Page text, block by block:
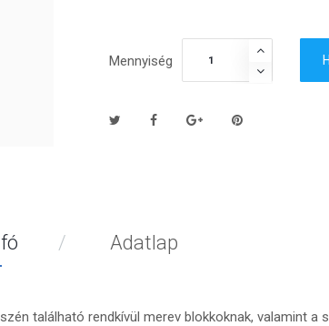
Mennyiség
Adatlap
található rendkívül merev blokkoknak, valamint a